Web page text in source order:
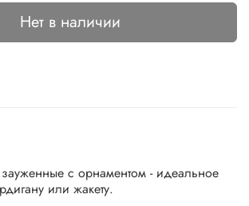
Нет в наличии
зауженные с орнаментом - идеальное
или жакету.